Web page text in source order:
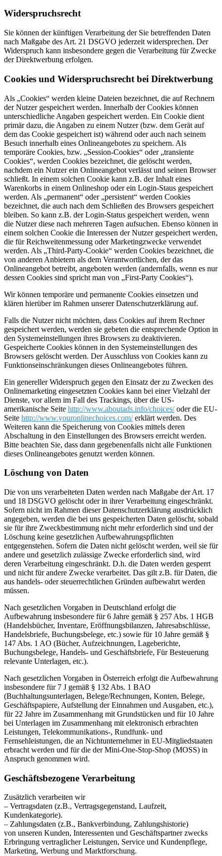
Widerspruchsrecht
Sie können der künftigen Verarbeitung der Sie betreffenden Daten
nach Maßgabe des Art. 21 DSGVO jederzeit widersprechen. Der
Widerspruch kann insbesondere gegen die Verarbeitung für Zwecke
der Direktwerbung erfolgen.
Cookies und Widerspruchsrecht bei Direktwerbung
Als „Cookies“ werden kleine Dateien bezeichnet, die auf Rechnern
der Nutzer gespeichert werden. Innerhalb der Cookies können
unterschiedliche Angaben gespeichert werden. Ein Cookie dient
primär dazu, die Angaben zu einem Nutzer (bzw. dem Gerät auf
dem das Cookie gespeichert ist) während oder auch nach seinem
Besuch innerhalb eines Onlineangebotes zu speichern. Als
temporäre Cookies, bzw. „Session-Cookies“ oder „transiente
Cookies“, werden Cookies bezeichnet, die gelöscht werden,
nachdem ein Nutzer ein Onlineangebot verlässt und seinen Browser
schließt. In einem solchen Cookie kann z.B. der Inhalt eines
Warenkorbs in einem Onlineshop oder ein Login-Staus gespeichert
werden. Als „permanent“ oder „persistent“ werden Cookies
bezeichnet, die auch nach dem Schließen des Browsers gespeichert
bleiben. So kann z.B. der Login-Status gespeichert werden, wenn
die Nutzer diese nach mehreren Tagen aufsuchen. Ebenso können in
einem solchen Cookie die Interessen der Nutzer gespeichert werden,
die für Reichweitenmessung oder Marketingzwecke verwendet
werden. Als „Third-Party-Cookie“ werden Cookies bezeichnet, die
von anderen Anbietern als dem Verantwortlichen, der das
Onlineangebot betreibt, angeboten werden (andernfalls, wenn es nur
dessen Cookies sind spricht man von „First-Party Cookies“).
Wir können temporäre und permanente Cookies einsetzen und
klären hierüber im Rahmen unserer Datenschutzerklärung auf.
Falls die Nutzer nicht möchten, dass Cookies auf ihrem Rechner
gespeichert werden, werden sie gebeten die entsprechende Option in
den Systemeinstellungen ihres Browsers zu deaktivieren.
Gespeicherte Cookies können in den Systemeinstellungen des
Browsers gelöscht werden. Der Ausschluss von Cookies kann zu
Funktionseinschränkungen dieses Onlineangebotes führen.
Ein genereller Widerspruch gegen den Einsatz der zu Zwecken des
Onlinemarketing eingesetzten Cookies kann bei einer Vielzahl der
Dienste, vor allem im Fall des Trackings, über die US-
amerikanische Seite http://www.aboutads.info/choices/oder die EU-
Seite http://www.youronlinechoices.com/erklärt werden. Des
Weiteren kann die Speicherung von Cookies mittels deren
Abschaltung in den Einstellungen des Browsers erreicht werden.
Bitte beachten Sie, dass dann gegebenenfalls nicht alle Funktionen
dieses Onlineangebotes genutzt werden können.
Löschung von Daten
Die von uns verarbeiteten Daten werden nach Maßgabe der Art. 17
und 18 DSGVO gelöscht oder in ihrer Verarbeitung eingeschränkt.
Sofern nicht im Rahmen dieser Datenschutzerklärung ausdrücklich
angegeben, werden die bei uns gespeicherten Daten gelöscht, sobald
sie für ihre Zweckbestimmung nicht mehr erforderlich sind und der
Löschung keine gesetzlichen Aufbewahrungspflichten
entgegenstehen. Sofern die Daten nicht gelöscht werden, weil sie für
andere und gesetzlich zulässige Zwecke erforderlich sind, wird
deren Verarbeitung eingeschränkt. D.h. die Daten werden gesperrt
und nicht für andere Zwecke verarbeitet. Das gilt z.B. für Daten, die
aus handels- oder steuerrechtlichen Gründen aufbewahrt werden
müssen.
Nach gesetzlichen Vorgaben in Deutschland erfolgt die
Aufbewahrung insbesondere für 6 Jahre gemäß § 257 Abs. 1 HGB
(Handelsbücher, Inventare, Eröffnungsbilanzen, Jahresabschlüsse,
Handelsbriefe, Buchungsbelege, etc.) sowie für 10 Jahre gemäß §
147 Abs. 1 AO (Bücher, Aufzeichnungen, Lageberichte,
Buchungsbelege, Handels- und Geschäftsbriefe, Für Besteuerung
relevante Unterlagen, etc.).
Nach gesetzlichen Vorgaben in Österreich erfolgt die Aufbewahrung
insbesondere für 7 J gemäß § 132 Abs. 1 BAO
(Buchhaltungsunterlagen, Belege/Rechnungen, Konten, Belege,
Geschäftspapiere, Aufstellung der Einnahmen und Ausgaben, etc.),
für 22 Jahre im Zusammenhang mit Grundstücken und für 10 Jahre
bei Unterlagen im Zusammenhang mit elektronisch erbrachten
Leistungen, Telekommunikations-, Rundfunk- und
Fernsehleistungen, die an Nichtunternehmer in EU-Mitgliedstaaten
erbracht werden und für die der Mini-One-Stop-Shop (MOSS) in
Anspruch genommen wird.
Geschäftsbezogene Verarbeitung
Zusätzlich verarbeiten wir
– Vertragsdaten (z.B., Vertragsgegenstand, Laufzeit,
Kundenkategorie).
– Zahlungsdaten (z.B., Bankverbindung, Zahlungshistorie)
von unseren Kunden, Interessenten und Geschäftspartner zwecks
Erbringung vertraglicher Leistungen, Service und Kundenpflege,
Marketing, Werbung und Marktforschung.